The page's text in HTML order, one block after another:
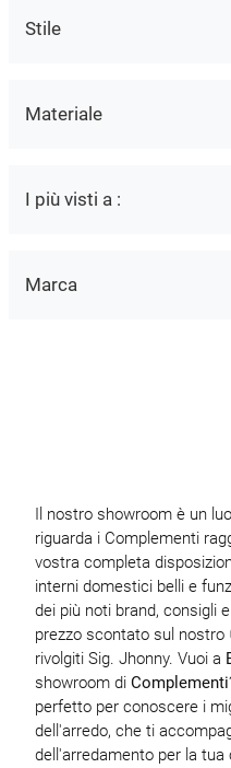
Stile
Materiale
I più visti a :
Marca
Il nostro showroom è un
riguarda i Complementi
vostra completa
interni domestici belli e
dei più noti brand, consigli
prezzo scontato sul nostro
rivolgiti Sig. Jhonny. Vuoi a
showroom di Complementi
perfetto per conoscere i
dell'arredo, che ti
dell'arredamento per la tua